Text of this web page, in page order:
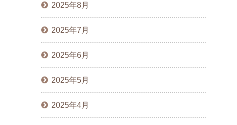
2025年8月
2025年7月
2025年6月
2025年5月
2025年4月